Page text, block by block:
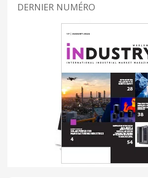
DERNIER NUMÉRO